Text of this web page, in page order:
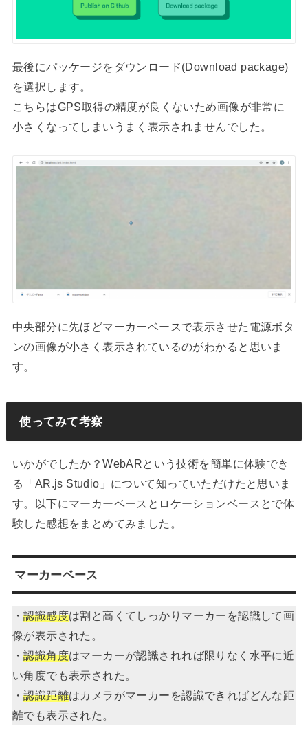
最後にパッケージをダウンロード(Download package)
を選択します。
こちらはGPS取得の精度が良くないため画像が非常に
小さくなってしまいうまく表示されませんでした。
中央部分に先ほどマーカーベースで表示させた電源ボタ
ンの画像が小さく表示されているのがわかると思いま
す。
使ってみて考察
いかがでしたか？WebARという技術を簡単に体験でき
る「AR.js Studio」について知っていただけたと思いま
す。以下にマーカーベースとロケーションベースとで体
験した感想をまとめてみました。
マーカーベース
・認識感度は割と高くてしっかりマーカーを認識して画
像が表示された。
・認識角度はマーカーが認識されれば限りなく水平に近
い角度でも表示された。
・認識距離はカメラがマーカーを認識できればどんな距
離でも表示された。